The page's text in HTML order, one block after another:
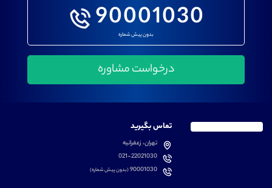
90001030
بدون پیش شماره
تماس بگیرید
تهران، زعفرانیه
021-22021030
90001030(بدون پیش شماره)